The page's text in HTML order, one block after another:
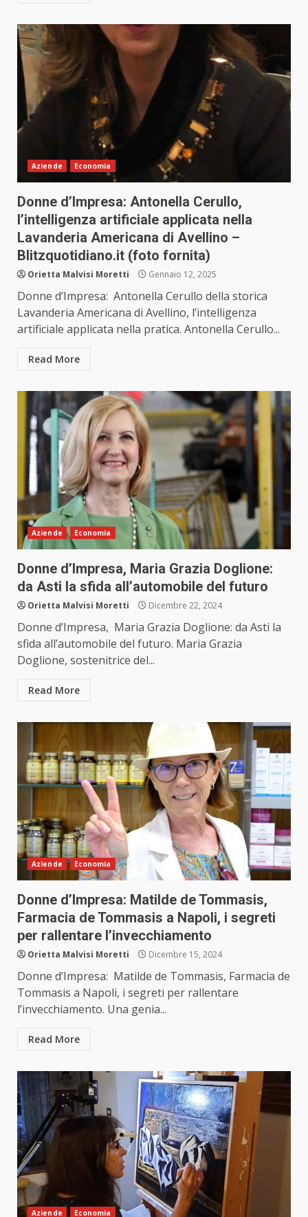
Aziende Economia
Donne d’Impresa: Antonella Cerullo,
l’intelligenza artificiale applicata nella
Lavanderia Americana di Avellino –
Blitzquotidiano.it (foto fornita)
Orietta Malvisi Moretti Gennaio 12, 2025
Donne d’Impresa: Antonella Cerullo della storica
Lavanderia Americana di Avellino, l’intelligenza
artificiale applicata nella pratica. Antonella Cerullo...
Read More
Aziende Economia
Donne d’Impresa, Maria Grazia Doglione:
da Asti la sfida all’automobile del futuro
Orietta Malvisi Moretti Dicembre 22, 2024
Donne d’Impresa, Maria Grazia Doglione: da Asti la
sfida all’automobile del futuro. Maria Grazia
Doglione, sostenitrice del...
Read More
Aziende Economia
Donne d’Impresa: Matilde de Tommasis,
Farmacia de Tommasis a Napoli, i segreti
per rallentare l’invecchiamento
Orietta Malvisi Moretti Dicembre 15, 2024
Donne d’Impresa: Matilde de Tommasis, Farmacia de
Tommasis a Napoli, i segreti per rallentare
l’invecchiamento. Una genia...
Read More
Aziende Economia